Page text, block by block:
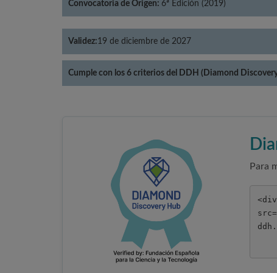
Convocatoria de Origen: 6ª Edición (2019)
Validez:19 de diciembre de 2027
Cumple con los 6 criterios del DDH (Diamond
Para